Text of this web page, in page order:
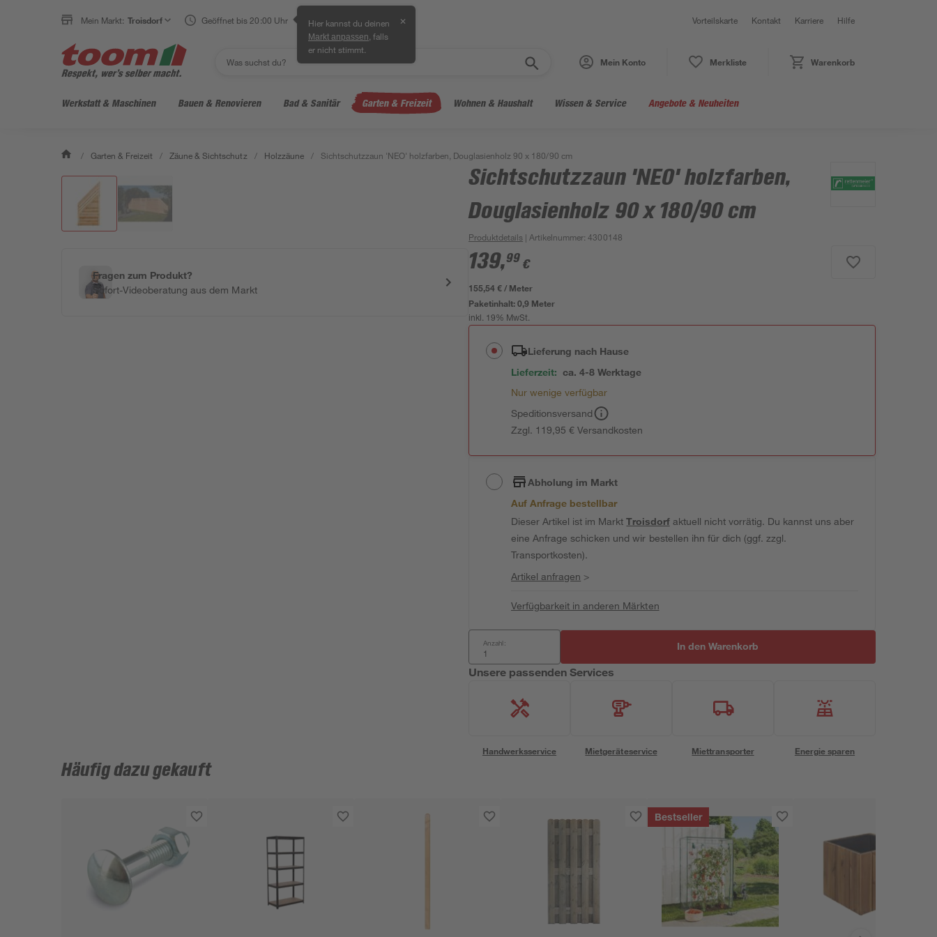
Mein Markt: Troisdorf Geöffnet bis 20:00 Uhr Hier kannst du deinen
Markt anpassen , falls
er nicht stimmt.
✕ Vorteilskarte Kontakt Karriere Hilfe
Mein Konto Merkliste Warenkorb
Werkstatt & Maschinen Bauen & Renovieren Bad & Sanitär Garten & Freizeit Wohnen & Haushalt Wissen & Service Angebote & Neuheiten
/ Garten & Freizeit / Zäune & Sichtschutz / Holzzäune / Sichtschutzzaun 'NEO' holzfarben, Douglasienholz 90 x 180/90 cm
Fragen zum Produkt?
Sofort-Videoberatung aus dem Markt
Sichtschutzzaun 'NEO' holzfarben,
Douglasienholz 90 x 180/90 cm
Produktdetails | Artikelnummer:4300148
139,99 €
155,54 € / Meter
Paketinhalt:0,9 Meter
inkl. 19% MwSt.
Lieferung nach Hause
Lieferzeit: ca. 4-8 Werktage
Nur wenige verfügbar
Speditionsversand
Zzgl. 119,95 € Versandkosten
Abholung im Markt
Auf Anfrage bestellbar
Dieser Artikel ist im MarktTroisdorfaktuell nicht vorrätig. Du kannst uns aber
eine Anfrage schicken und wir bestellen ihn für dich (ggf. zzgl.
Transportkosten).
Artikel anfragen >
Verfügbarkeit in anderen Märkten
Anzahl: In den Warenkorb
Unsere passenden Services
Handwerksservice Mietgeräteservice Miettransporter Energie sparen
Häufig dazu gekauft
Bestseller